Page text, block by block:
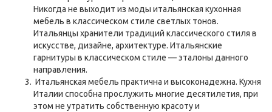
Никогда не выходит из моды итальянская кухонная
мебель в классическом стиле светлых тонов.
Итальянцы хранители традиций классического стиля в
искусстве, дизайне, архитектуре. Итальянские
гарнитуры в классическом стиле — эталоны данного
направления.
Итальянская мебель практична и высоконадежна. Кухня
Италии способна прослужить многие десятилетия, при
этом не утратить собственную красоту и